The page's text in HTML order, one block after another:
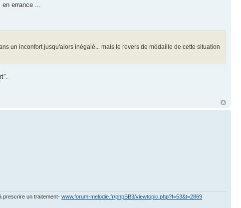
errance ...
un inconfort jusqu'alors inégalé... mais le revers de médaille de cette situation
prescrire un traitement-www.forum-melodie.fr/phpBB3/viewtopic.php?f=53&t=2869